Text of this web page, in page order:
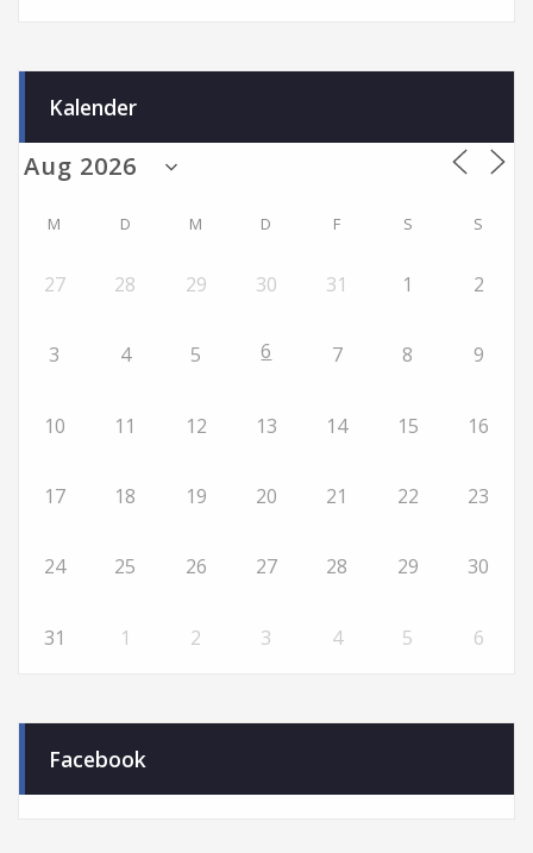
Kalender
M D M D F S S
27 28 29 30 31 1 2
3 4 5 6 7 8 9
10 11 12 13 14 15 16
17 18 19 20 21 22 23
24 25 26 27 28 29 30
31 1 2 3 4 5 6
Facebook